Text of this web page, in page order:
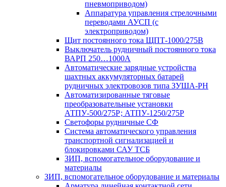
пневмоприводом)
Аппаратура управления стрелочными
переводами АУСП (с
электроприводом)
Щит постоянного тока ЩПТ-1000/275В
Выключатель рудничный постоянного тока
ВАРП 250…1000А
Автоматические зарядные устройства
шахтных аккумуляторных батарей
рудничных электровозов типа ЗУША-РН
Автоматизированные тяговые
преобразовательные установки
АТПУ-500/275Р; АТПУ-1250/275Р
Светофоры рудничные СФ
Система автоматического управления
транспортной сигнализацией и
блокировками САУ ТСБ
ЗИП, вспомогательное оборудование и
материалы
ЗИП, вспомогательное оборудование и материалы